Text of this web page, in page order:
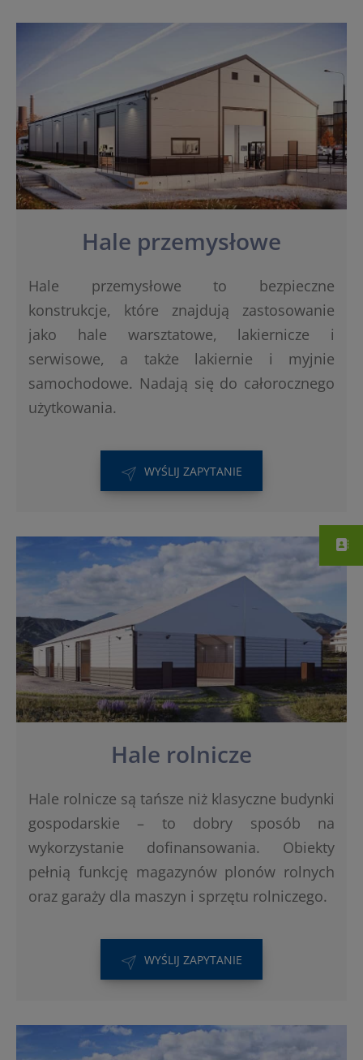
Hale przemysłowe
Hale przemysłowe to bezpieczne
konstrukcje, które znajdują zastosowanie
jako hale warsztatowe, lakiernicze i
serwisowe, a także lakiernie i myjnie
samochodowe. Nadają się do całorocznego
użytkowania.
WYŚLIJ ZAPYTANIE
Hale rolnicze
Hale rolnicze są tańsze niż klasyczne budynki
gospodarskie – to dobry sposób na
wykorzystanie dofinansowania. Obiekty
pełnią funkcję magazynów plonów rolnych
oraz garaży dla maszyn i sprzętu rolniczego.
WYŚLIJ ZAPYTANIE